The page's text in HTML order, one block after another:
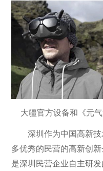
大疆官方设备和《元
深圳作为中国高新技
多优秀的民营的高新创
是深圳民营企业自主研发